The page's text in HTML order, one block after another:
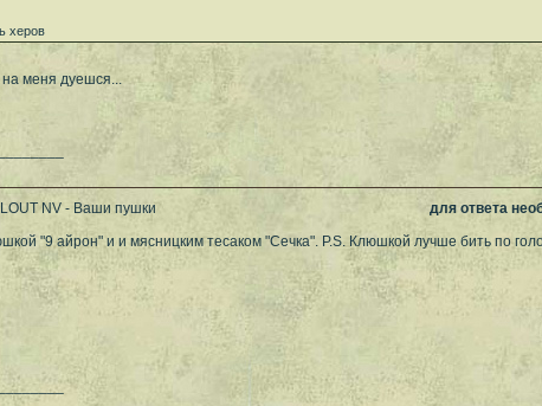
херов
меня дуешся...
NV - Ваши пушки
для ответа
"9 айрон" и и мясницким тесаком "Сечка". P.S. Клюшкой лучше бить по